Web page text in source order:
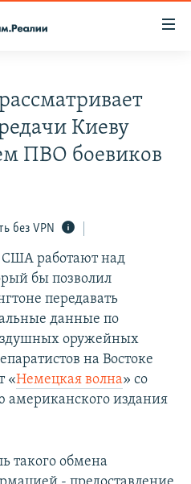
ИСТОРИЙ СОПРОТИВЛЕНИЯ
Киеву
ПВО боевиков
без VPN
работают над
бы позволил
передавать
данные по
оружейных
на Востоке
«Немецкая волна» со
издания
такого обмена